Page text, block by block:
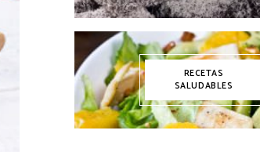
RECETAS
SALUDABLES